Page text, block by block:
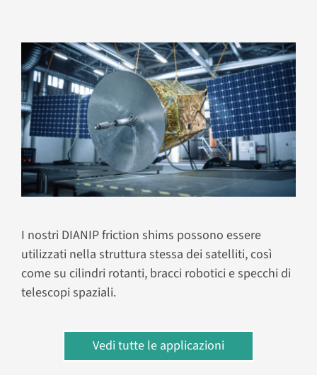
I nostri DIANIP friction shims possono essere
utilizzati nella struttura stessa dei satelliti, così
come su cilindri rotanti, bracci robotici e specchi di
telescopi spaziali.
Vedi tutte le applicazioni